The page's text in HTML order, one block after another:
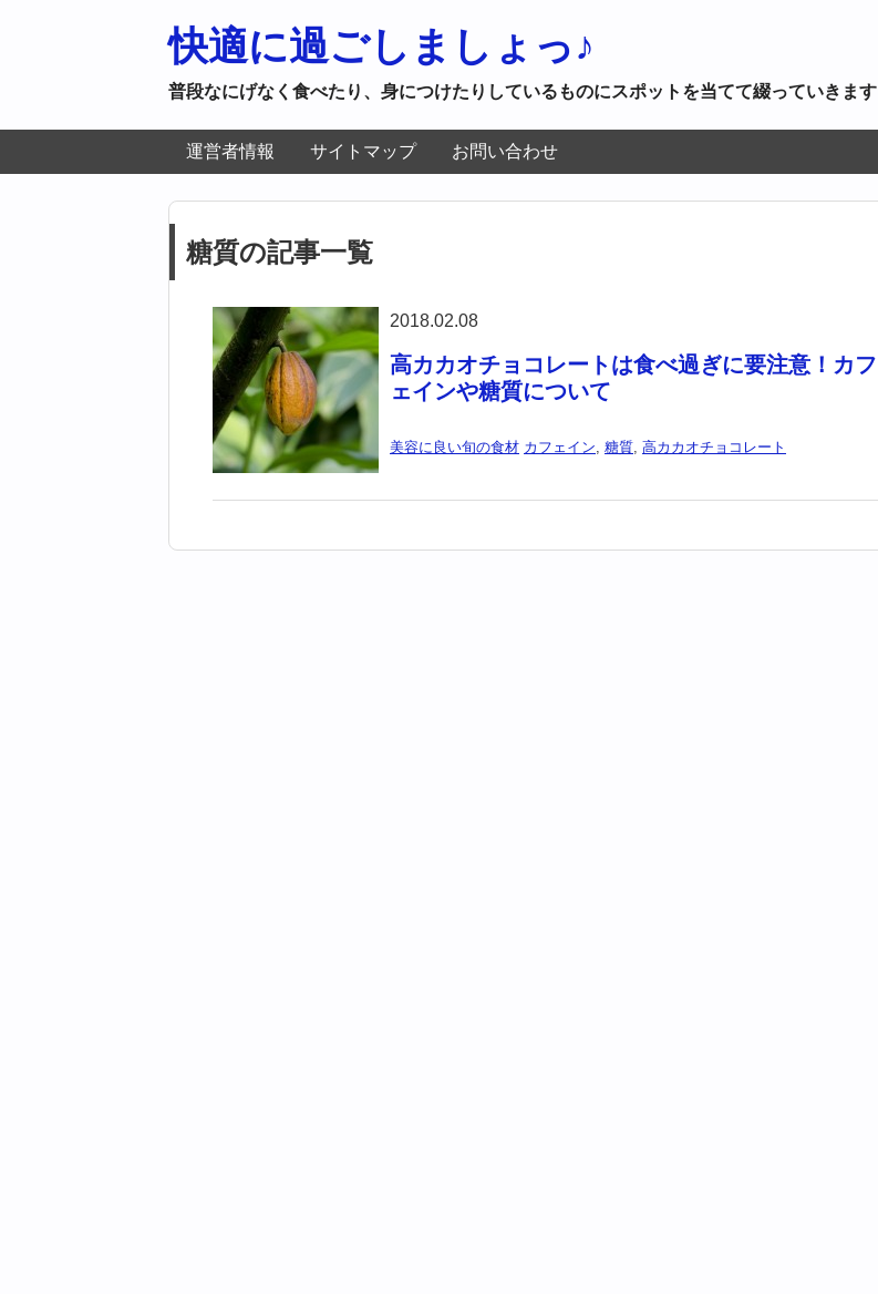
快適に過ごしましょっ♪
普段なにげなく食べたり、身につけたりしているものにスポットを当てて綴っていきます
運営者情報 サイトマップ お問い合わせ
糖質の記事一覧
2018.02.08
高カカオチョコレートは食べ過ぎに要注意！カフ
ェインや糖質について
美容に良い旬の食材 カフェイン, 糖質, 高カカオチョコレート